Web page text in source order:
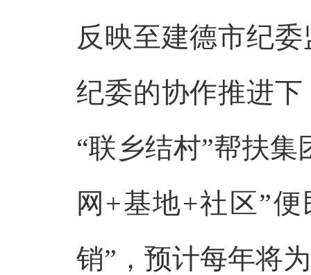
反映至建德市纪
纪委的协作推进
“联乡结村”帮扶
网+基地+社区”
销”，预计每年将